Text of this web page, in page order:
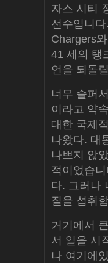
자스 시티
선수입니
Chargers
41 세의 탱
언을 되돌
너무 슬퍼
이라고 약
대한 국제
나왔다. 대
나쁘지 않
적이었습
다. 그러나
질을 섭취
거기에서
서 일을 시
나 여기에